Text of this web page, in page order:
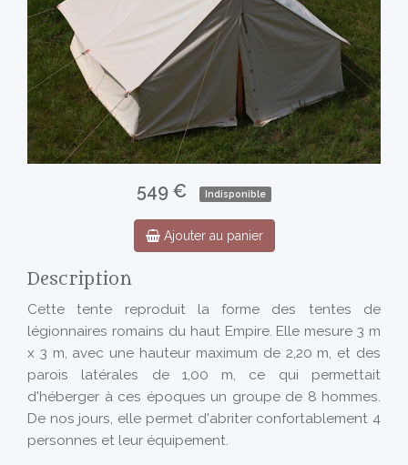
549 € Indisponible
Ajouter au panier
Description
Cette tente reproduit la forme des tentes de
légionnaires romains du haut Empire. Elle mesure 3 m
x 3 m, avec une hauteur maximum de 2,20 m, et des
parois latérales de 1,00 m, ce qui permettait
d'héberger à ces époques un groupe de 8 hommes.
De nos jours, elle permet d'abriter confortablement 4
personnes et leur équipement.